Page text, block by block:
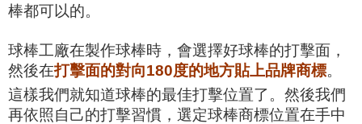
棒都可以的。
球棒工廠在製作球棒時，會選擇好球棒的打擊面，
然後在打擊面的對向180度的地方貼上品牌商標。
這樣我們就知道球棒的最佳打擊位置了。然後我們
再依照自己的打擊習慣， 選定球棒商標位置在手中